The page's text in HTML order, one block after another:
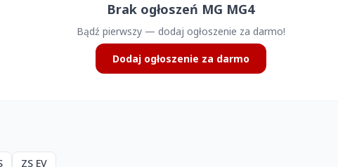
Brak ogłoszeń MG MG4
Bądź pierwszy — dodaj ogłoszenie za darmo!
Dodaj ogłoszenie za darmo
ZS EV